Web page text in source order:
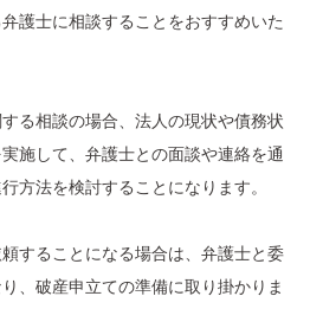
護士に相談することをおすすめいた
る相談の場合、法人の現状や債務状
施して、弁護士との面談や連絡を通
方法を検討することになります。
することになる場合は、弁護士と委
、破産申立ての準備に取り掛かりま